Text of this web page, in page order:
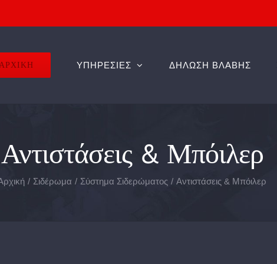
ΑΡΧΙΚΗ ΥΠΗΡΕΣΙΕΣ ΔΗΛΩΣΗ ΒΛΑΒΗΣ
Αντιστάσεις & Μπόιλερ
Σιδέρωμα Σύστημα Σιδερώματος Αντιστάσεις & Μπόιλερ